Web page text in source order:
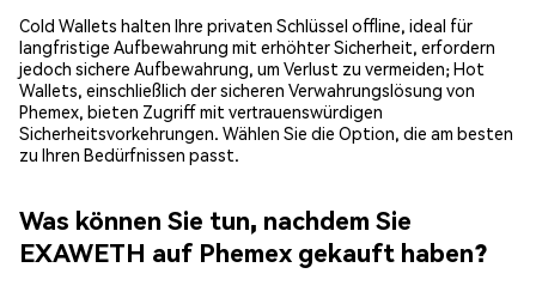
Cold Wallets halten Ihre privaten Schlüssel offline, ideal für
langfristige Aufbewahrung mit erhöhter Sicherheit, erfordern
jedoch sichere Aufbewahrung, um Verlust zu vermeiden; Hot
Wallets, einschließlich der sicheren Verwahrungslösung von
Phemex, bieten Zugriff mit vertrauenswürdigen
Sicherheitsvorkehrungen. Wählen Sie die Option, die am besten
zu Ihren Bedürfnissen passt.
Was können Sie tun, nachdem Sie
EXAWETH auf Phemex gekauft haben?